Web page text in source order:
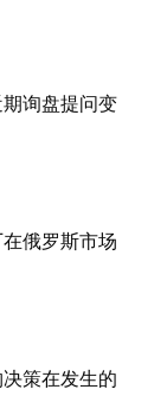
询盘提问变
俄罗斯市场
策在发生的